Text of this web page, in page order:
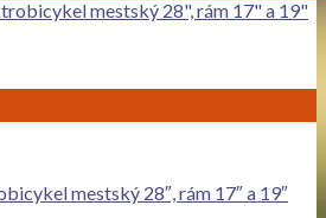
mestský 28″, rám 17″ a 19″